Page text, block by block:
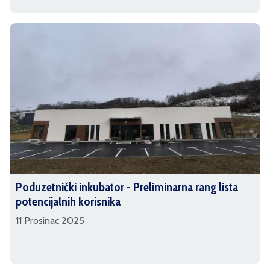
Poduzetnički inkubator - Preliminarna rang lista
potencijalnih korisnika
11 Prosinac 2025